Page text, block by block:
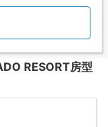
RESORT房型